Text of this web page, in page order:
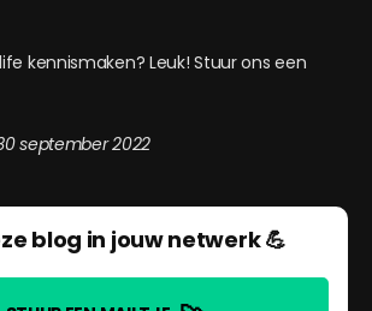
kennismaken? Leuk! Stuur ons een
september 2022
blog in jouw netwerk 💪